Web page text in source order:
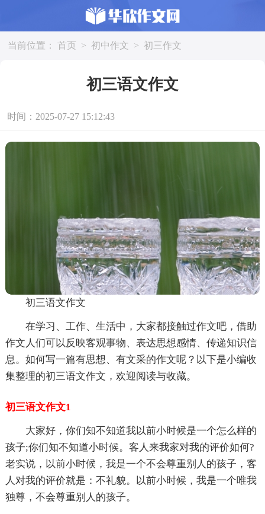
当前位置： 首页 > 初中作文 > 初三作文
初三语文作文
时间：2025-07-27 15:12:43
初三语文作文
在学习、工作、生活中，大家都接触过作文吧，借助
作文人们可以反映客观事物、表达思想感情、传递知识信
息。如何写一篇有思想、有文采的作文呢？以下是小编收
集整理的初三语文作文，欢迎阅读与收藏。
初三语文作文1
大家好，你们知不知道我以前小时候是一个怎么样的
孩子;你们知不知道小时候。客人来我家对我的评价如何?
老实说，以前小时候，我是一个不会尊重别人的孩子，客
人对我的评价就是：不礼貌。以前小时候，我是一个唯我
独尊，不会尊重别人的孩子。